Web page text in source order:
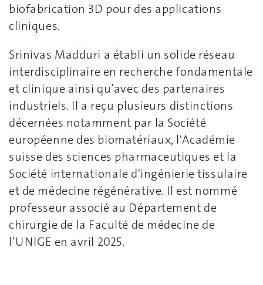
biofabrication 3D pour des applications
cliniques.
Srinivas Madduri a établi un solide réseau
interdisciplinaire en recherche fondamentale
et clinique ainsi qu’avec des partenaires
industriels. Il a reçu plusieurs distinctions
décernées notamment par la Société
européenne des biomatériaux, l'Académie
suisse des sciences pharmaceutiques et la
Société internationale d'ingénierie tissulaire
et de médecine régénérative. Il est nommé
professeur associé au Département de
chirurgie de la Faculté de médecine de
l’UNIGE en avril 2025.